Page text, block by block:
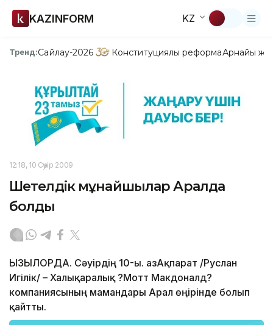
KAZINFORM KZ
Тренд:Сайлау-2026 Конституциялық реформаАрнайы
12:18, 10 Сәуір 2009
Шетелдік мұнайшылар Аралда
болды
ҚЫЗЫЛОРДА. Сәуірдің 10-ы. ҚазАқпарат /Руслан
Игілік/ – Халықаралық ?Мотт Макдоналд?
компаниясының мамандары Арал өңірінде болып
қайтты.